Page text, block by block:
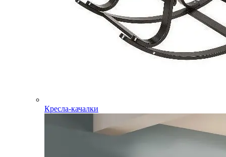
Кресла-качалки